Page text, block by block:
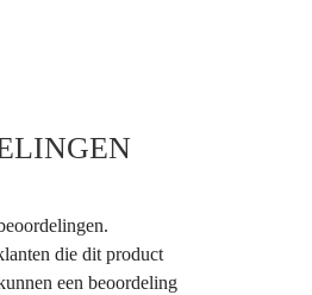
die dit product
een beoordeling